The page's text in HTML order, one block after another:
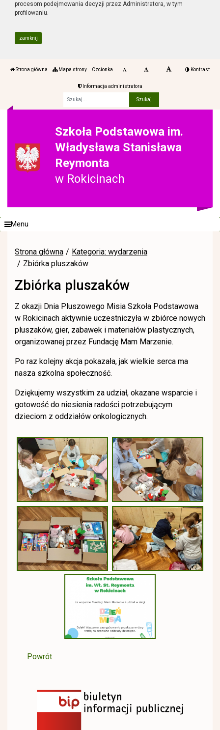
procesom podejmowania decyzji przez Administratora, w tym
profilowaniu.
zamknij
Strona główna Mapa strony Czcionka Kontrast
Informacja administratora
Szkoła Podstawowa im.
Władysława Stanisława
Reymonta
w Rokicinach
Menu
Strona główna
Kategoria: wydarzenia
Zbiórka pluszaków
Zbiórka pluszaków
Z okazji Dnia Pluszowego Misia Szkoła Podstawowa
w Rokicinach aktywnie uczestniczyła w zbiórce nowych
pluszaków, gier, zabawek i materiałów plastycznych,
organizowanej przez Fundację Mam Marzenie.
Po raz kolejny akcja pokazała, jak wielkie serca ma
nasza szkolna społeczność.
Dziękujemy wszystkim za udział, okazane wsparcie i
gotowość do niesienia radości potrzebującym
dzieciom z oddziałów onkologicznych.
Powrót